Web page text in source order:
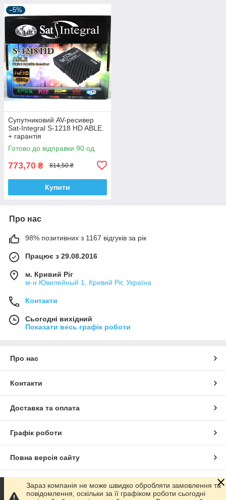
–5%
Супутниковий AV-ресивер
Sat-Integral S-1218 HD ABLE.
+ гарантія
Готово до відправки 90 од.
773,70 ₴ 814,50 ₴
Купити
Про нас
98% позитивних з 1167 відгуків за рік
Працює з 29.08.2016
м. Кривий Ріг
м-н Ювилейный 1, Кривий Ріг, Україна
Контакти
Сьогодні вихідний
Показати весь графік роботи
Про нас
Контакти
Доставка та оплата
Графік роботи
Повна версія сайту
Сайт створено на маркетплейсі Prom.ua
Зараз компанія не може швидко обробляти замовлення та
повідомлення, оскільки за її графіком роботи сьогодні